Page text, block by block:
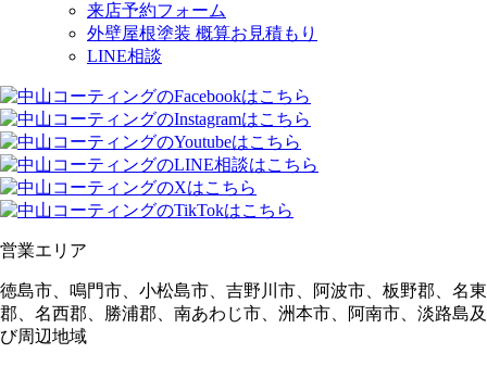
来店予約フォーム
外壁屋根塗装 概算お見積もり
LINE相談
営業エリア
徳島市、鳴門市、小松島市、吉野川市、阿波市、板野郡、名東
郡、名西郡、勝浦郡、南あわじ市、洲本市、阿南市、淡路島及
び周辺地域